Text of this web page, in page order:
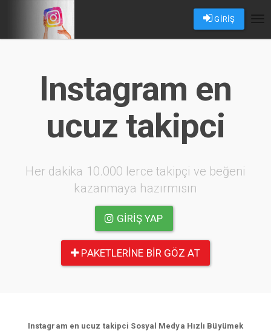
GİRİŞ
Instagram en
ucuz takipci
Her dakika 10.000 lerce takipçi ve beğeni
kazanmaya hazırmısın
GIRIŞ YAP
PAKETLERINE BIR GÖZ AT
Instagram en ucuz takipci Sosyal Medya Hızlı Büyümek